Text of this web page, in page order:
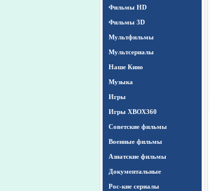
Фильмы HD
Фильмы 3D
Мультфильмы
Мультсериалы
Наше Кино
Музыка
Игры
Игры ХВОХ360
Cоветские фильмы
Военные фильмы
Азиатские фильмы
Документальные
Рос-кие сериалы